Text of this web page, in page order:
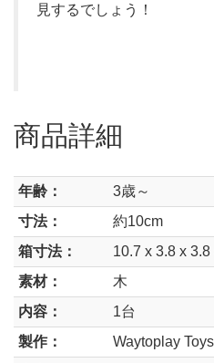
見するでしょう！
商品詳細
年齢：
3歳～
寸法：
約10cm
箱寸法：
10.7 x 3.8 x 3.8
素材：
木
内容：
1台
製作：
Waytoplay